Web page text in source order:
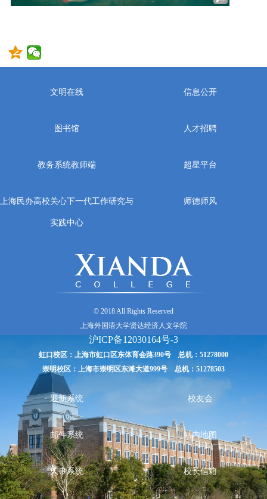
文明在线 信息公开
图书馆 人才招聘
教务系统教师端 超星平台
上海民办高校关心下一代工作研究与
实践中心
师德师风
© 2018 All Rights Reserved
上海外国语大学贤达经济人文学院
沪ICP备12030164号-3
虹口校区：上海市虹口区东体育会路390号 总机：51278000
崇明校区：上海市崇明区东滩大道999号 总机：51278503
迎新系统 校友会
邮件系统 站内地图
人事系统 校长信箱